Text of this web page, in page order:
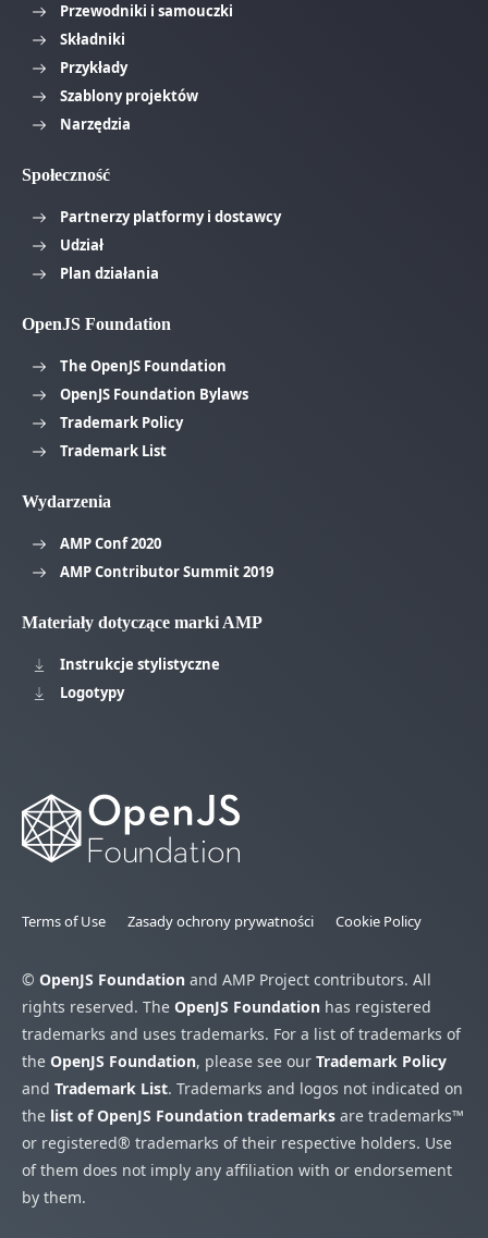
Przewodniki i samouczki
Składniki
Przykłady
Szablony projektów
Narzędzia
Społeczność
Partnerzy platformy i dostawcy
Udział
Plan działania
OpenJS Foundation
The OpenJS Foundation
OpenJS Foundation Bylaws
Trademark Policy
Trademark List
Wydarzenia
AMP Conf 2020
AMP Contributor Summit 2019
Materiały dotyczące marki AMP
Instrukcje stylistyczne
Logotypy
Terms of Use Zasady ochrony prywatności Cookie Policy
© OpenJS Foundation and AMP Project contributors. All
rights reserved. The OpenJS Foundation has registered
trademarks and uses trademarks. For a list of trademarks of
the OpenJS Foundation, please see our Trademark Policy
and Trademark List. Trademarks and logos not indicated on
the list of OpenJS Foundation trademarks are trademarks™
or registered® trademarks of their respective holders. Use
of them does not imply any affiliation with or endorsement
by them.